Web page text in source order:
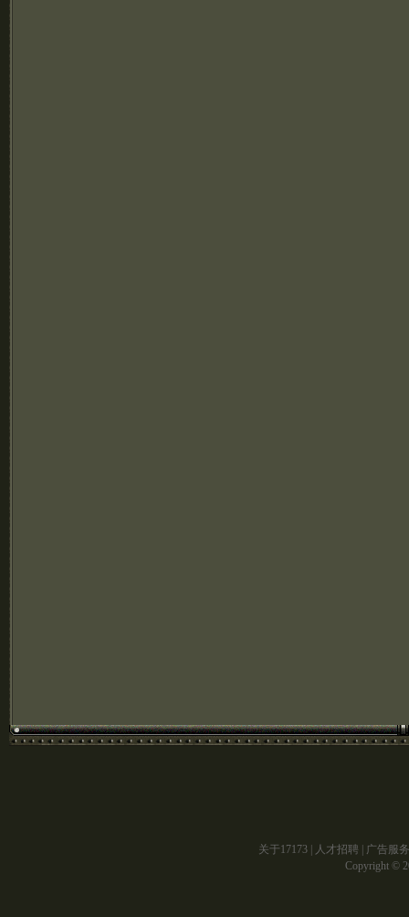
关于17173 人才招聘
广告服务
Copyright ©